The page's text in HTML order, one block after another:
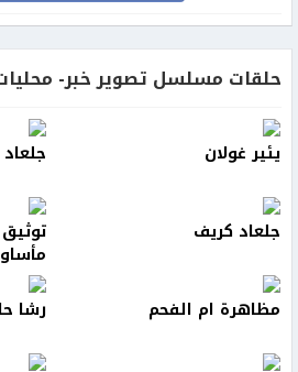
حلقات مسلسل تصوير خبر-
يئير غولان
جلعاد كريف
مظاهرة ام الفحم
رشا